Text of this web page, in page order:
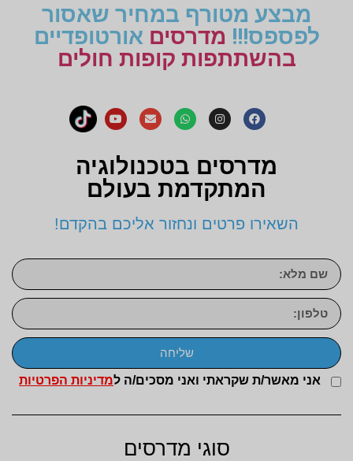
מבצע מטורף במחיר שאסור
לפספס!!! מדרסים אורטופדיים
בהשתתפות קופות חולים
מדרסים בטכנולוגיה
המתקדמת בעולם
השאירו פרטים ונחזור אליכם בהקדם!
אני מאשר/ת שקראתי ואני מסכים/ה למדיניות הפרטיות
שליחה
סוגי מדרסים